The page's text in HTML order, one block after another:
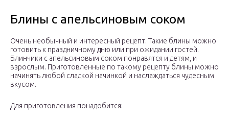
Блины с апельсиновым соком
Очень необычный и интересный рецепт. Такие блины можно
готовить к праздничному дню или при ожидании гостей.
Блинчики с апельсиновым соком понравятся и детям, и
взрослым. Приготовленные по такому рецепту блины можно
начинять любой сладкой начинкой и наслаждаться чудесным
вкусом.
Для приготовления понадобится: